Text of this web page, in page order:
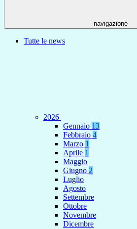
navigazione
Tutte le news
2026
Gennaio 13
Febbraio 4
Marzo 1
Aprile 1
Maggio
Giugno 2
Luglio
Agosto
Settembre
Ottobre
Novembre
Dicembre